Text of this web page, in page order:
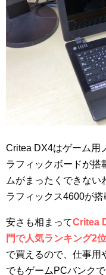
Critea DX4はゲーム用
ラフィックボードが搭
ムがまったくできな
ラフィックス4600が搭
安さも相まってCritea
門で人気ランキング2位
で買えるので、仕事用
でもゲームPCバンク